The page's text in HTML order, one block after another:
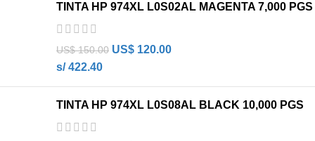
TINTA HP 974XL L0S02AL MAGENTA 7,000 PGS
US$150.00 US$ 120.00
s/ 422.40
TINTA HP 974XL L0S08AL BLACK 10,000 PGS